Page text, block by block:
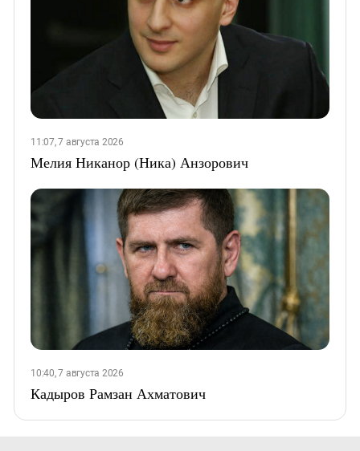
11:07, 7 августа 2026
Мелия Никанор (Ника) Анзорович
10:40, 7 августа 2026
Кадыров Рамзан Ахматович